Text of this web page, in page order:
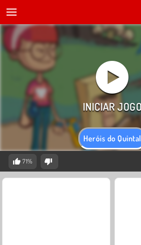
Heróis do Quintal
71%